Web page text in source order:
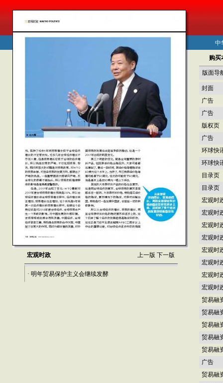
宏观时政 上一版 下一版
· 明年贸易保护主义会继续发酵
购买
版面导
封面
广告
广告
版权页
广告
环球快
环球快
目录页
目录页
宏观时
宏观时
宏观时
宏观时
宏观时
宏观时
宏观时
宏观时
贸易融
贸易融
贸易融
贸易融
贸易融
广告
贸易融